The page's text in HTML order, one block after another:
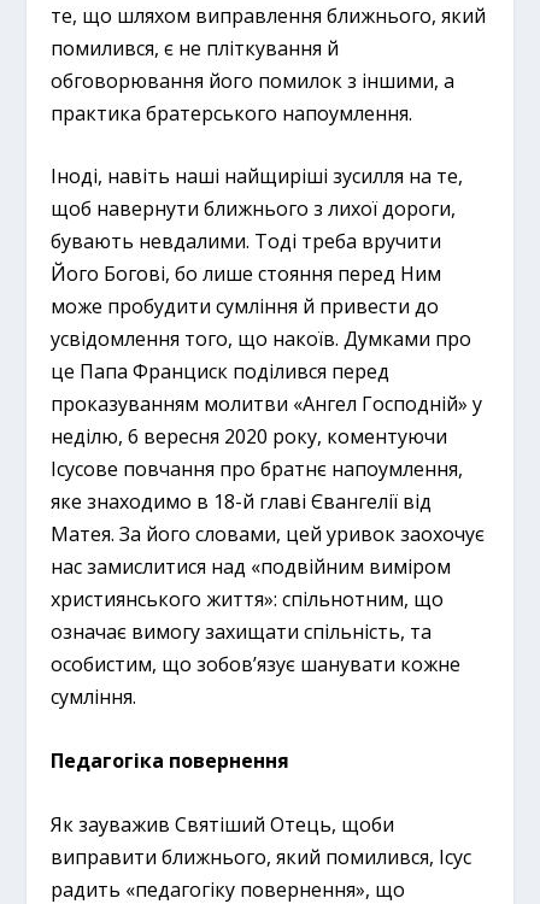
те, що шляхом виправлення ближнього, який
помилився, є не пліткування й
обговорювання його помилок з іншими, а
практика братерського напоумлення.
Іноді, навіть наші найщиріші зусилля на те,
щоб навернути ближнього з лихої дороги,
бувають невдалими. Тоді треба вручити
Його Богові, бо лише стояння перед Ним
може пробудити сумління й привести до
усвідомлення того, що накоїв. Думками про
це Папа Франциск поділився перед
проказуванням молитви «Ангел Господній» у
неділю, 6 вересня 2020 року, коментуючи
Ісусове повчання про братнє напоумлення,
яке знаходимо в 18-й главі Євангелії від
Матея. За його словами, цей уривок заохочує
нас замислитися над «подвійним виміром
християнського життя»: спільнотним, що
означає вимогу захищати спільність, та
особистим, що зобов’язує шанувати кожне
сумління.
Педагогіка повернення
Як зауважив Святіший Отець, щоби
виправити ближнього, який помилився, Ісус
радить «педагогіку повернення», що